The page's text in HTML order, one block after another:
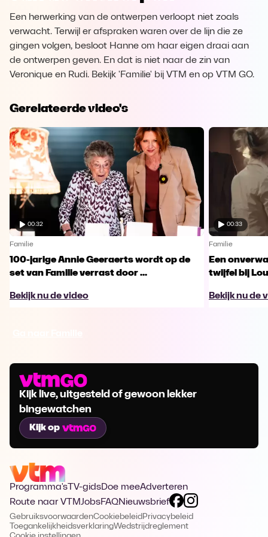
Een herwerking van de ontwerpen verloopt niet zoals
verwacht. Terwijl er afspraken waren over de lijn die ze
gingen volgen, besloot Hanne om haar eigen draai aan
de ontwerpen geven. En dat is niet naar de zin van
Veronique en Rudi. Bekijk 'Familie' bij VTM en op VTM GO.
Gerelateerde video's
00:32
Familie
100-jarige Annie Geeraerts wordt op de
set van Familie verrast door ...
Bekijk nu de video
00:33
Familie
Een
twijfel bij
Bekijk nu de
Kijk live, uitgesteld of gewoon lekker
bingewatchen
Kijk op
Programma's TV-gidsDoe meeAdverteren
Route naar VTMJobsFAQNieuwsbrief
GebruiksvoorwaardenCookiebeleid Privacybeleid
ToegankelijkheidsverklaringWedstrijdreglement